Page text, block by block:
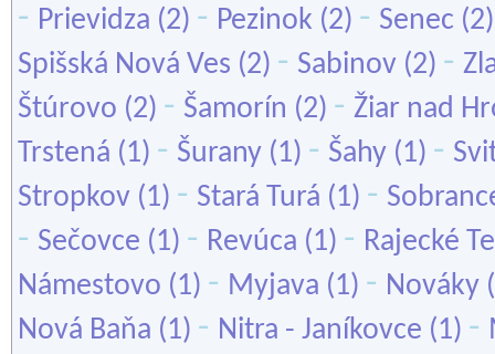
- Prievidza (2) - Pezinok (2) - Senec
Spišská Nová Ves (2) - Sabinov (2) -
Štúrovo (2) - Šamorín (2) - Žiar nad
Trstená (1) - Šurany (1) - Šahy (1) -
Stropkov (1) - Stará Turá (1) -
- Sečovce (1) - Revúca (1) - Rajecké
Námestovo (1) - Myjava (1) - Nováky
Nová Baňa (1) - Nitra - Janíkovce (1) -